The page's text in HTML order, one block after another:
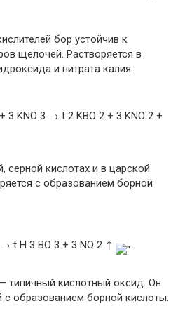
бор устойчив к
щелочей. Растворяется в
и нитрата калия:
3 KNO 3 → t 2 KBO 2 + 3 KNO 2 +
серной кислотах и в царской
с образованием борной
t H 3 BO 3 + 3 NO 2 ↑
типичный кислотный оксид. Он
с образованием борной кислоты: